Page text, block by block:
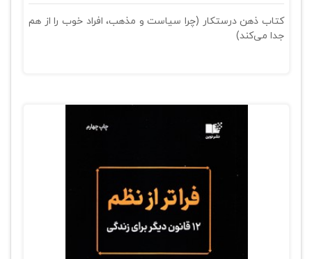
کتاب ذهن درستکار (چرا سیاست و مذهب، افراد خوب را از هم
جدا می‌کند)